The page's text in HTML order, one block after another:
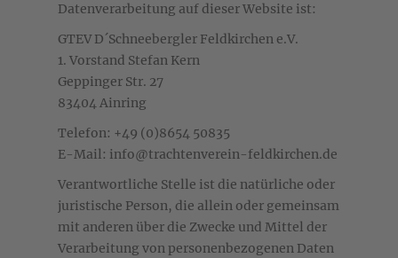
Datenverarbeitung auf dieser Website ist:
GTEV D´Schneebergler Feldkirchen e.V.
1. Vorstand Stefan Kern
Geppinger Str. 27
83404 Ainring
Telefon: +49 (0)8654 50835
E-Mail: info@trachtenverein-feldkirchen.de
Verantwortliche Stelle ist die natürliche oder
juristische Person, die allein oder gemeinsam
mit anderen über die Zwecke und Mittel der
Verarbeitung von personenbezogenen Daten